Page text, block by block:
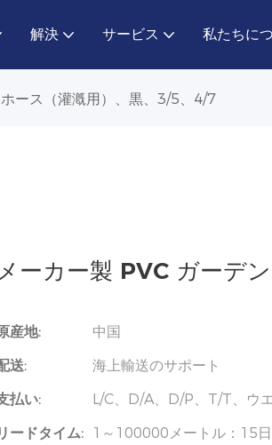
解決 サービス 私たちに
ース（灌漑用）、黒、3/5、4/7
メーカー製 PVC ガーデ
産地:
中国
送:
海上輸送のサポート
払い:
L/C、D/A、D/P、T/T、ウ
ードタイム:
1～100000メートル：15